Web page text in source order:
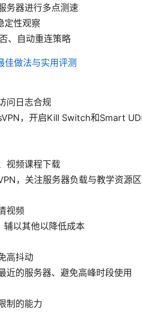
务器进行多点测速
定性观察
、自动重连策略
佳做法与实用评测
问日志合规
，开启Kill Switch和Smart
视频课程下载
，关注服务器负载与教学资源
视频
辅以其他以降低成本
高抖动
近的服务器、避免高峰时段使用
制的能力